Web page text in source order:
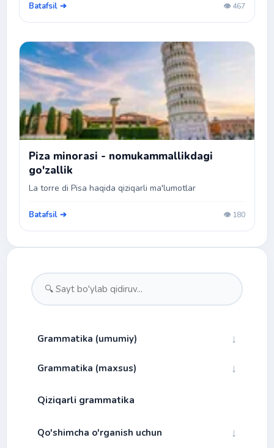
Batafsil ➔ 👁️ 467
Piza minorasi - nomukammallikdagi
go'zallik
La torre di Pisa haqida qiziqarli ma'lumotlar
Batafsil ➔ 👁️ 180
Grammatika (umumiy) ↓
Fonetika ↓
Alibfo va talaffuz
Bo'g'in
Morfologiya
Ot
Fe'l mayllari ↓
Grammatika (maxsus) ↓
Bog'lovchilar
Gap turlari
Qiziqarli grammatika
Qo'shimcha o'rganish uchun ↓